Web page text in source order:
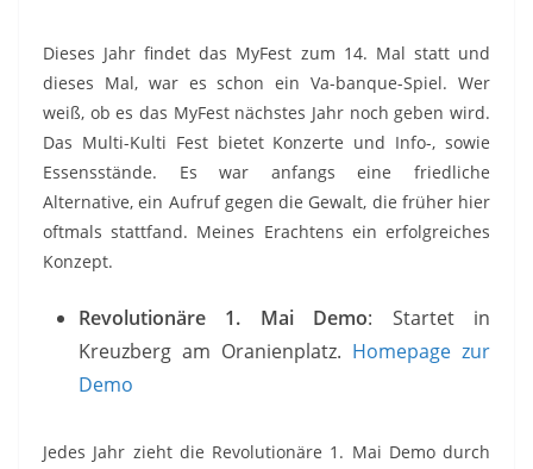
Dieses Jahr findet das MyFest zum 14. Mal statt und
dieses Mal, war es schon ein Va-banque-Spiel. Wer
weiß, ob es das MyFest nächstes Jahr noch geben wird.
Das Multi-Kulti Fest bietet Konzerte und Info-, sowie
Essensstände. Es war anfangs eine friedliche
Alternative, ein Aufruf gegen die Gewalt, die früher hier
oftmals stattfand. Meines Erachtens ein erfolgreiches
Konzept.
Revolutionäre 1. Mai Demo: Startet in
Kreuzberg am Oranienplatz. Homepage zur
Demo
Jedes Jahr zieht die Revolutionäre 1. Mai Demo durch